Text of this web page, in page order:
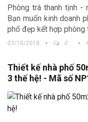
Phòng trà thanh tịnh
Bạn muốn kinh doanh
phố đẹp kết hợp phòng
03/10/2018 0
Thiết kế nhà phố
3 thế hệ! - Mã số